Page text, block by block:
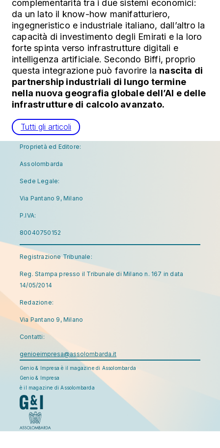
complementarità tra i due sistemi economici:
da un lato il know-how manifatturiero,
ingegneristico e industriale italiano, dall’altro la
capacità di investimento degli Emirati e la loro
forte spinta verso infrastrutture digitali e
intelligenza artificiale. Secondo Biffi, proprio
questa integrazione può favorire la nascita di
partnership industriali di lungo termine
nella nuova geografia globale dell’AI e delle
infrastrutture di calcolo avanzato.
Tutti gli articoli
Proprietà ed Editore:
Assolombarda
Sede Legale:
Via Pantano 9, Milano
P.IVA:
80040750152
Registrazione Tribunale:
Reg. Stampa presso il Tribunale di Milano n. 167 in data
14/05/2014
Redazione:
Via Pantano 9, Milano
Contatti:
genioeimpresa@assolombarda.it
Genio & Impresa è il magazine di Assolombarda
Genio & Impresa
è il magazine di Assolombarda